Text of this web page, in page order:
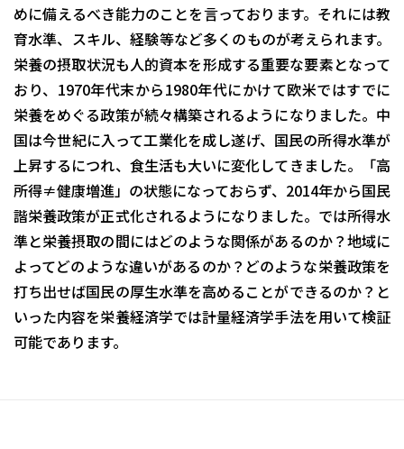
めに備えるべき能力のことを言っております。それには教
育水準、スキル、経験等など多くのものが考えられます。
栄養の摂取状況も人的資本を形成する重要な要素となって
おり、1970年代末から1980年代にかけて欧米ではすでに
栄養をめぐる政策が続々構築されるようになりました。中
国は今世紀に入って工業化を成し遂げ、国民の所得水準が
上昇するにつれ、食生活も大いに変化してきました。「高
所得≠健康増進」の状態になっておらず、2014年から国民
諧栄養政策が正式化されるようになりました。では所得水
準と栄養摂取の間にはどのような関係があるのか？地域に
よってどのような違いがあるのか？どのような栄養政策を
打ち出せば国民の厚生水準を高めることができるのか？と
いった内容を栄養経済学では計量経済学手法を用いて検証
可能であります。